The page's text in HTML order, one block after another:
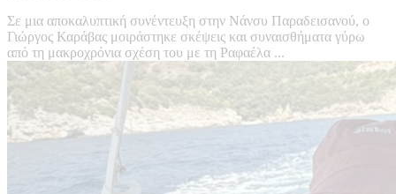
Σε μια αποκαλυπτική συνέντευξη στην Νάνσυ Παραδεισανού, ο
Γιώργος Καράβας μοιράστηκε σκέψεις και συναισθήματα γύρω
από τη μακροχρόνια σχέση του με τη Ραφαέλα ...